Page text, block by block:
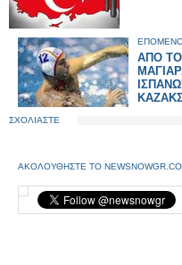
ΑΠΟ
ΣΧΟΛΙΑΣΤΕ
ΑΚΟΛΟΥΘΗΣΤΕ ΤΟ